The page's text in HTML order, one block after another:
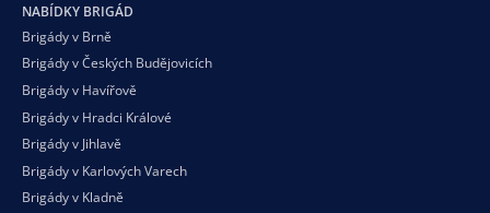
NABÍDKY BRIGÁD
Brigády v Brně
Brigády v Českých Budějovicích
Brigády v Havířově
Brigády v Hradci Králové
Brigády v Jihlavě
Brigády v Karlových Varech
Brigády v Kladně